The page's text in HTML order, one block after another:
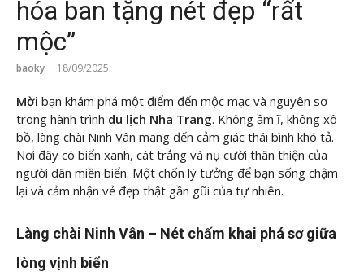
hóa ban tặng nét đẹp “rất
mộc”
baoky 18/09/2025
Mời bạn khám phá một điểm đến mộc mạc và nguyên sơ
trong hành trình du lịch Nha Trang. Không ầm ĩ, không xô
bồ, làng chài Ninh Vân mang đến cảm giác thái bình khó tả.
Nơi đây có biển xanh, cát trắng và nụ cười thân thiện của
người dân miền biển. Một chốn lý tưởng để bạn sống chậm
lại và cảm nhận vẻ đẹp thật gần gũi của tự nhiên.
Làng chài Ninh Vân – Nét chấm khai phá sơ giữa
lòng vịnh biển